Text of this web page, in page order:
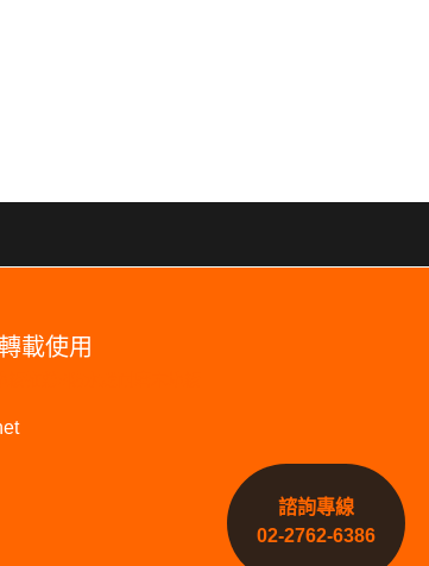
載使用
諮詢專線
02-2762-6386